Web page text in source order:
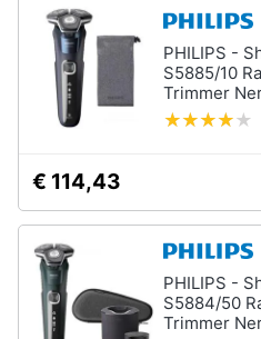
PHILIPS -
S5885/10
Trimmer
€ 114,43
PHILIPS -
S5884/50
Trimmer